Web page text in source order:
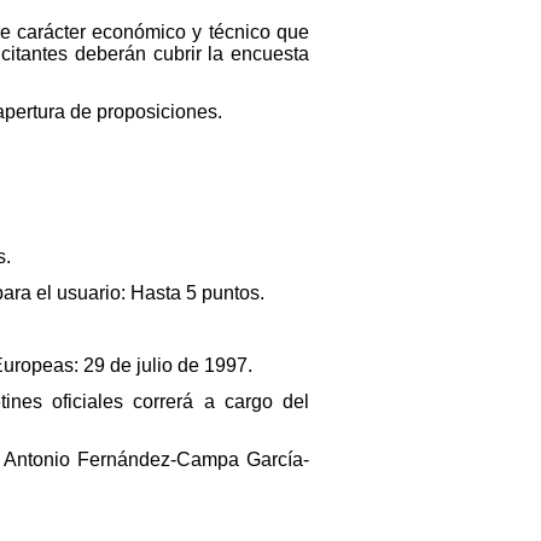
carácter económico y técnico que
deberán cubrir la encuesta
de proposiciones.
el usuario: Hasta 5 puntos.
29 de julio de 1997.
oficiales correrá a cargo del
Fernández-Campa García-